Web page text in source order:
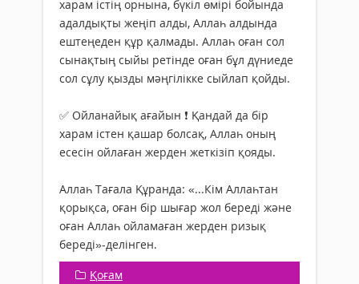
харам істің орнына, бүкіл өмірі бойында
адалдықты жеңіп алды, Аллаһ алдында
ештеңеден құр қалмады. Аллаһ оған сол
сынақтың сыйы ретінде оған бұл дүниеде
сол сұлу қызды мәңгілікке сыйлап қойды.
✅ Ойланайық ағайын ❗ Қандай да бір
харам істен қашар болсақ, Аллаһ оның
есесін ойлаған жерден жеткізіп қояды.
Аллаһ Тағала Құранда: «...Кім Аллаһтан
қорықса, оған бір шығар жол береді және
оған Аллаһ ойламаған жерден ризық
береді»-делінген.
Қоғам